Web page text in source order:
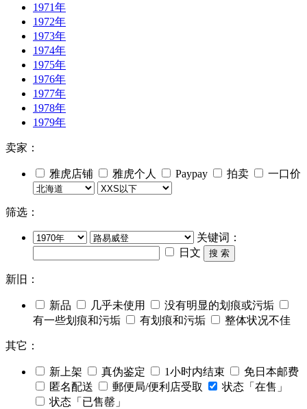
1971年
1972年
1973年
1974年
1975年
1976年
1977年
1978年
1979年
卖家：
雅虎店铺 雅虎个人 Paypay 拍卖 一口价
筛选：
关键词：
日文
搜 索
新旧：
新品 几乎未使用
没有明显的划痕或污垢
有一些划痕和污垢
有划痕和污垢 整体状况不佳
其它：
新上架 真伪鉴定 1小时内结束
免日本邮费
匿名配送
郵便局/便利店受取
状态「在售」
状态「已售罄」